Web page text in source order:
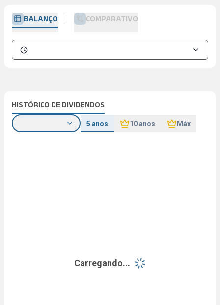
BALANÇO COMPARATIVO
HISTÓRICO DE DIVIDENDOS
5 anos 10 anos Máx
Carregando...